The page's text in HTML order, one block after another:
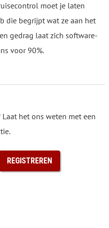
moet je laten
die begrijpt wat ze aan het
gedrag laat zich software-
voor 90%.
het ons weten met een
REGISTREREN